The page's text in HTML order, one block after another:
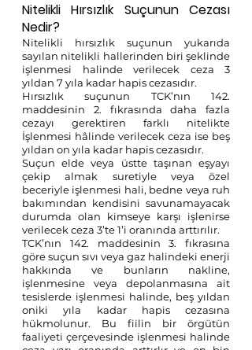
Nitelikli Hırsızlık Suçunun Cezası
Nedir?
Nitelikli hırsızlık suçunun yukarıda
sayılan nitelikli hallerinden biri şeklinde
işlenmesi halinde verilecek ceza 3
yıldan 7 yıla kadar hapis cezasıdır.
Hırsızlık suçunun TCK’nın 142.
maddesinin 2. fıkrasında daha fazla
cezayı gerektiren farklı nitelikte
İşlenmesi hâlinde verilecek ceza ise beş
yıldan on yıla kadar hapis cezasıdır.
Suçun elde veya üstte taşınan eşyayı
çekip almak suretiyle veya özel
beceriyle işlenmesi hali, bedne veya ruh
bakımından kendisini savunamayacak
durumda olan kimseye karşı işlenirse
verilecek ceza 3’te 1’i oranında arttırılır.
TCK’nın 142. maddesinin 3. fıkrasına
göre suçun sıvı veya gaz halindeki enerji
hakkında ve bunların nakline,
işlenmesine veya depolanmasına ait
tesislerde işlenmesi halinde, beş yıldan
oniki yıla kadar hapis cezasına
hükmolunur. Bu fiilin bir örgütün
faaliyeti çerçevesinde işlenmesi halinde